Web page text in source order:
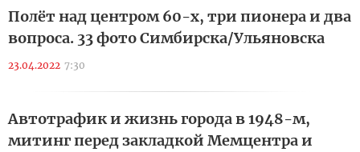
Полёт над центром 60-х, три пионера и два
вопроса. 33 фото Симбирска/Ульяновска
23.04.2022 7:30
Автотрафик и жизнь города в 1948-м,
митинг перед закладкой Мемцентра и